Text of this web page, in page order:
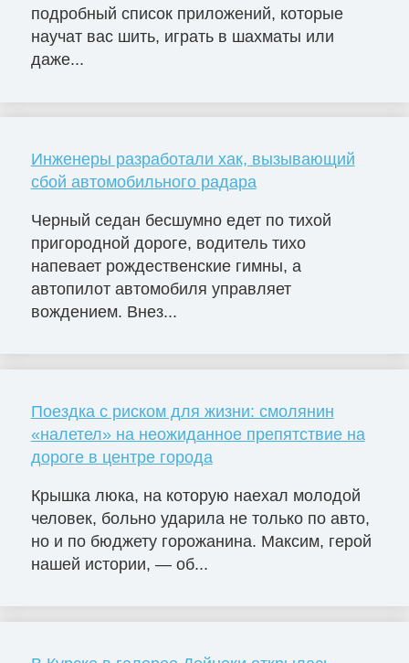
подробный список приложений, которые
научат вас шить, играть в шахматы или
даже...
Инженеры разработали хак, вызывающий
сбой автомобильного радара
Черный седан бесшумно едет по тихой
пригородной дороге, водитель тихо
напевает рождественские гимны, а
автопилот автомобиля управляет
вождением. Внез...
Поездка с риском для жизни: смолянин
«налетел» на неожиданное препятствие на
дороге в центре города
Крышка люка, на которую наехал молодой
человек, больно ударила не только по авто,
но и по бюджету горожанина. Максим, герой
нашей истории, — об...